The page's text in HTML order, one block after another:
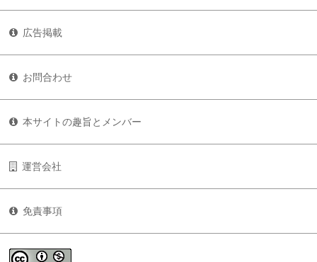
広告掲載
お問合わせ
本サイトの趣旨とメンバー
運営会社
免責事項